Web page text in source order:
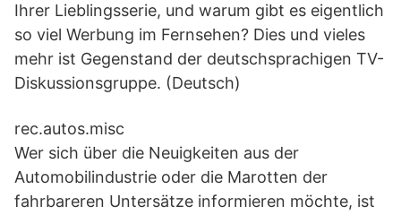
Ihrer Lieblingsserie, und warum gibt es eigentlich
so viel Werbung im Fernsehen? Dies und vieles
mehr ist Gegenstand der deutschsprachigen TV-
Diskussionsgruppe. (Deutsch)
rec.autos.misc
Wer sich über die Neuigkeiten aus der
Automobilindustrie oder die Marotten der
fahrbareren Untersätze informieren möchte, ist